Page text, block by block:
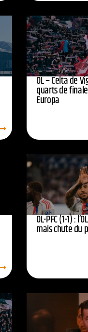
OL – Celta de
quarts de
Europa
OL-PFC (1-1) :
mais chute du